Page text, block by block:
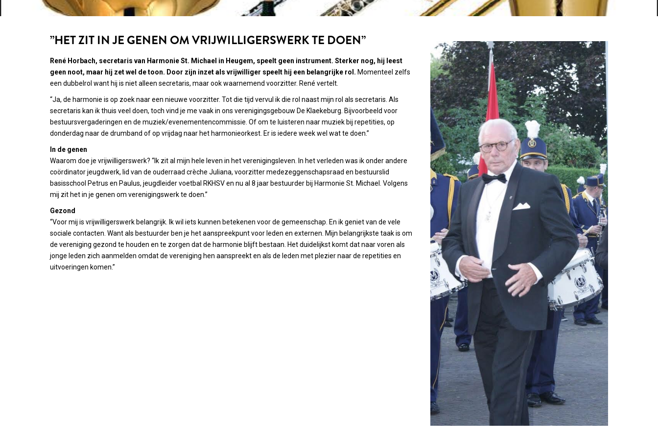
”HET ZIT IN JE GENEN OM VRIJWILLIGERSWERK TE DOEN”
René Horbach, secretaris van Harmonie St. Michael in Heugem, speelt geen instrument. Sterker nog, hij leest
geen noot, maar hij zet wel de toon. Door zijn inzet als vrijwilliger speelt hij een belangrijke rol. Momenteel zelfs
een dubbelrol want hij is niet alleen secretaris, maar ook waarnemend voorzitter. René vertelt.
“Ja, de harmonie is op zoek naar een nieuwe voorzitter. Tot die tijd vervul ik die rol naast mijn rol als secretaris. Als
secretaris kan ik thuis veel doen, toch vind je me vaak in ons verenigingsgebouw De Klaekeburg. Bijvoorbeeld voor
bestuursvergaderingen en de muziek/evenementencommissie. Of om te luisteren naar muziek bij repetities, op
donderdag naar de drumband of op vrijdag naar het harmonieorkest. Er is iedere week wel wat te doen.”
In de genen
Waarom doe je vrijwilligerswerk? “Ik zit al mijn hele leven in het verenigingsleven. In het verleden was ik onder andere
coördinator jeugdwerk, lid van de ouderraad crèche Juliana, voorzitter medezeggenschapsraad en bestuurslid
basisschool Petrus en Paulus, jeugdleider voetbal RKHSV en nu al 8 jaar bestuurder bij Harmonie St. Michael. Volgens
mij zit het in je genen om verenigingswerk te doen.”
Gezond
“Voor mij is vrijwilligerswerk belangrijk. Ik wil iets kunnen betekenen voor de gemeenschap. En ik geniet van de vele
sociale contacten. Want als bestuurder ben je het aanspreekpunt voor leden en externen. Mijn belangrijkste taak is om
de vereniging gezond te houden en te zorgen dat de harmonie blijft bestaan. Het duidelijkst komt dat naar voren als
jonge leden zich aanmelden omdat de vereniging hen aanspreekt en als de leden met plezier naar de repetities en
uitvoeringen komen.”